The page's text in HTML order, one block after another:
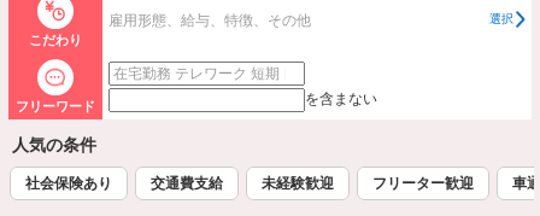
こだわり
雇用形態、給与、特徴、その他 選択
フリーワード を含まない
人気の条件
社会保険あり 交通費支給 未経験歓迎 フリーター歓迎 車